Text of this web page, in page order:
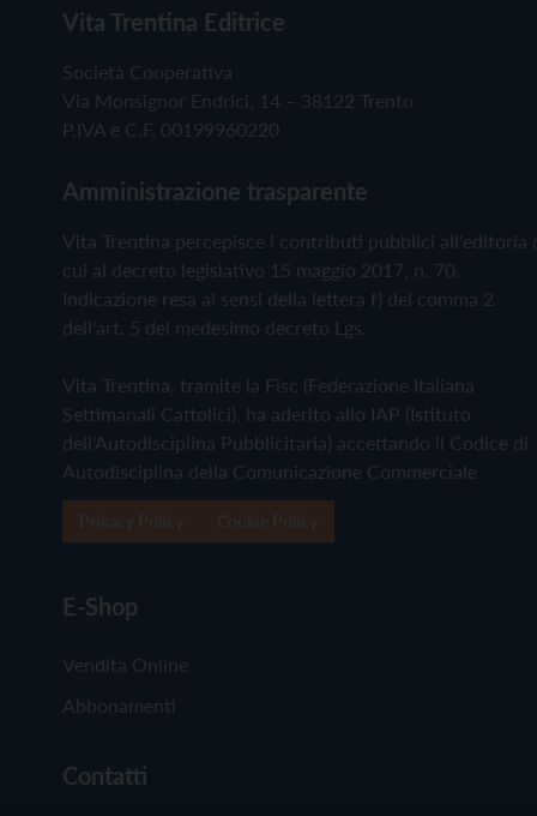
Vita Trentina Editrice
Società Cooperativa
Via Monsignor Endrici, 14 – 38122 Trento
P.IVA e C.F. 00199960220
Amministrazione trasparente
Vita Trentina percepisce i contributi pubblici all'editoria
cui al decreto legislativo 15 maggio 2017, n. 70.
Indicazione resa ai sensi della lettera f) del comma 2
dell'art. 5 del medesimo decreto Lgs.
Vita Trentina, tramite la Fisc (Federazione Italiana
Settimanali Cattolici), ha aderito allo IAP (Istituto
dell'Autodisciplina Pubblicitaria) accettando il Codice di
Autodisciplina della Comunicazione Commerciale
E-Shop
Vendita Online
Abbonamenti
Contatti